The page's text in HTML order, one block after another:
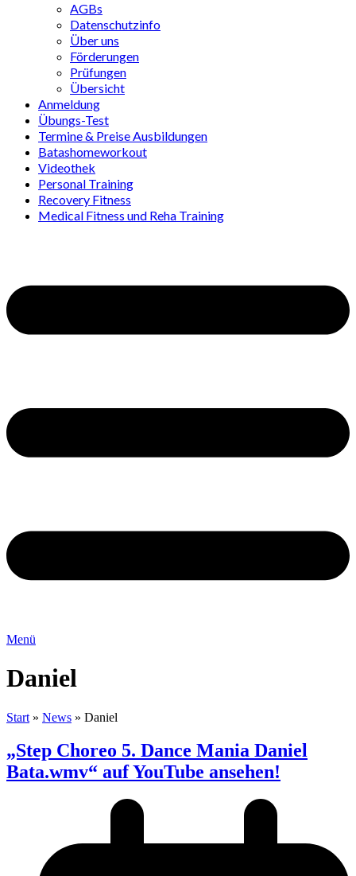
AGBs
Datenschutzinfo
Über uns
Förderungen
Prüfungen
Übersicht
Anmeldung
Übungs-Test
Termine & Preise Ausbildungen
Batashomeworkout
Videothek
Personal Training
Recovery Fitness
Medical Fitness und Reha Training
Menü
Daniel
Start » News » Daniel
„Step Choreo 5. Dance Mania Daniel
Bata.wmv“ auf YouTube ansehen!